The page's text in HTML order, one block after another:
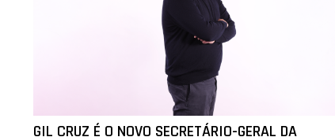
GIL CRUZ É O NOVO SECRETÁRIO-GERAL DA